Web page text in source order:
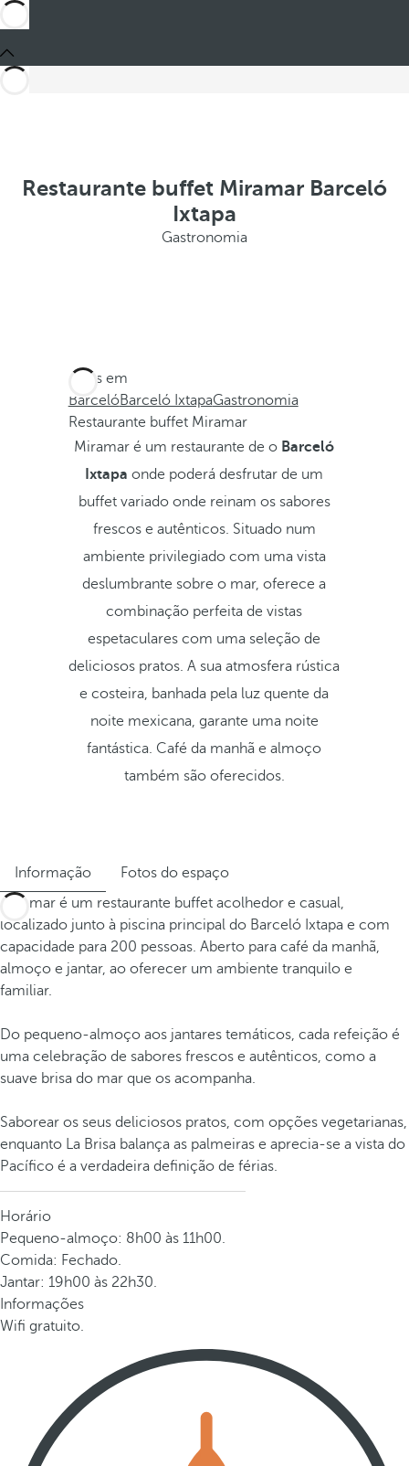
Restaurante buffet Miramar Barceló
Ixtapa
Gastronomia
Estes em
BarcelóBarceló IxtapaGastronomia
Restaurante buffet Miramar
Miramar é um restaurante de o Barceló
Ixtapa onde poderá desfrutar de um
buffet variado onde reinam os sabores
frescos e autênticos. Situado num
ambiente privilegiado com uma vista
deslumbrante sobre o mar, oferece a
combinação perfeita de vistas
espetaculares com uma seleção de
deliciosos pratos. A sua atmosfera rústica
e costeira, banhada pela luz quente da
noite mexicana, garante uma noite
fantástica. Café da manhã e almoço
também são oferecidos.
Informação
Fotos do espaço
Miramar é um restaurante buffet acolhedor e casual,
localizado junto à piscina principal do Barceló Ixtapa e com
capacidade para 200 pessoas. Aberto para café da manhã,
almoço e jantar, ao oferecer um ambiente tranquilo e
familiar.
Do pequeno-almoço aos jantares temáticos, cada refeição é
uma celebração de sabores frescos e autênticos, como a
suave brisa do mar que os acompanha.
Saborear os seus deliciosos pratos, com opções vegetarianas,
enquanto La Brisa balança as palmeiras e aprecia-se a vista do
Pacífico é a verdadeira definição de férias.
Horário
Pequeno-almoço: 8h00 às 11h00.
Comida: Fechado.
Jantar: 19h00 às 22h30.
Informações
Wifi gratuito.